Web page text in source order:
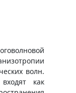
волн.
как